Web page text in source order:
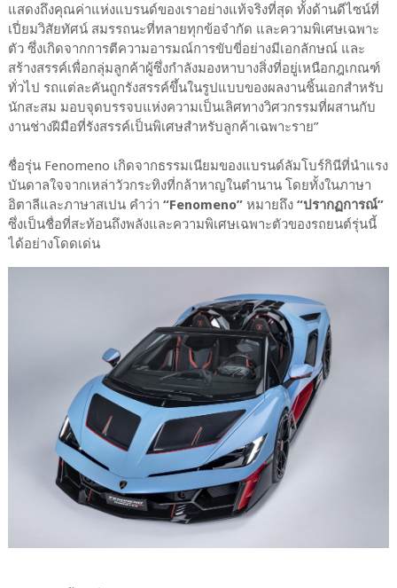
แสดงถึงคุณค่าแห่งแบรนด์ของเราอย่างแท้จริงที่สุด ทั้งด้านดีไซน์ที่
เปี่ยมวิสัยทัศน์ สมรรถนะที่ทลายทุกข้อจำกัด และความพิเศษเฉพาะ
ตัว ซึ่งเกิดจากการตีความอารมณ์การขับขี่อย่างมีเอกลักษณ์ และ
สร้างสรรค์เพื่อกลุ่มลูกค้าผู้ซึ่งกำลังมองหาบางสิ่งที่อยู่เหนือกฎเกณฑ์
ทั่วไป รถแต่ละคันถูกรังสรรค์ขึ้นในรูปแบบของผลงานชิ้นเอกสำหรับ
นักสะสม มอบจุดบรรจบแห่งความเป็นเลิศทางวิศวกรรมที่ผสานกับ
งานช่างฝีมือที่รังสรรค์เป็นพิเศษสำหรับลูกค้าเฉพาะราย”
ชื่อรุ่น Fenomeno เกิดจากธรรมเนียมของแบรนด์ลัมโบร์กินีที่นำแรง
บันดาลใจจากเหล่าวัวกระทิงที่กล้าหาญในตำนาน โดยทั้งในภาษา
อิตาลีและภาษาสเปน คำว่า “Fenomeno”หมายถึง “ปรากฏการณ์”
ซึ่งเป็นชื่อที่สะท้อนถึงพลังและความพิเศษเฉพาะตัวของรถยนต์รุ่นนี้
ได้อย่างโดดเด่น